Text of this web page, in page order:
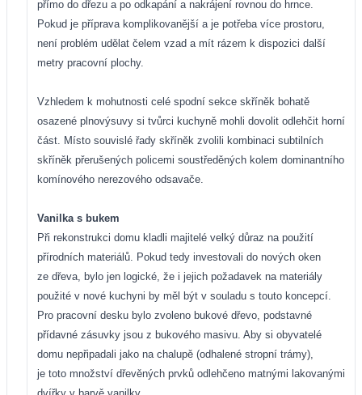
přímo do dřezu a po odkapání a nakrájení rovnou do hrnce.
Pokud je příprava komplikovanější a je potřeba více prostoru,
není problém udělat čelem vzad a mít rázem k dispozici další
metry pracovní plochy.
Vzhledem k mohutnosti celé spodní sekce skříněk bohatě
osazené plnovýsuvy si tvůrci kuchyně mohli dovolit odlehčit horní
část. Místo souvislé řady skříněk zvolili kombinaci subtilních
skříněk přerušených policemi soustředěných kolem dominantního
komínového nerezového odsavače.
Vanilka s bukem
Při rekonstrukci domu kladli majitelé velký důraz na použití
přírodních materiálů. Pokud tedy investovali do nových oken
ze dřeva, bylo jen logické, že i jejich požadavek na materiály
použité v nové kuchyni by měl být v souladu s touto koncepcí.
Pro pracovní desku bylo zvoleno bukové dřevo, podstavné
přídavné zásuvky jsou z bukového masivu. Aby si obyvatelé
domu nepřipadali jako na chalupě (odhalené stropní trámy),
je toto množství dřevěných prvků odlehčeno matnými lakovanými